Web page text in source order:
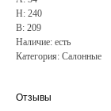
H: 240
B: 209
Наличие: есть
Категория: Салонные
Отзывы